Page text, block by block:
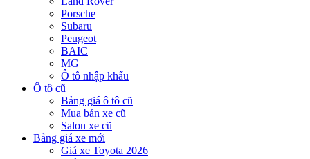
Porsche
Subaru
Peugeot
BAIC
MG
Ô tô nhập khẩu
Ô tô cũ
Bảng giá ô tô cũ
Mua bán xe cũ
Salon xe cũ
Bảng giá xe mới
Giá xe Toyota 2026